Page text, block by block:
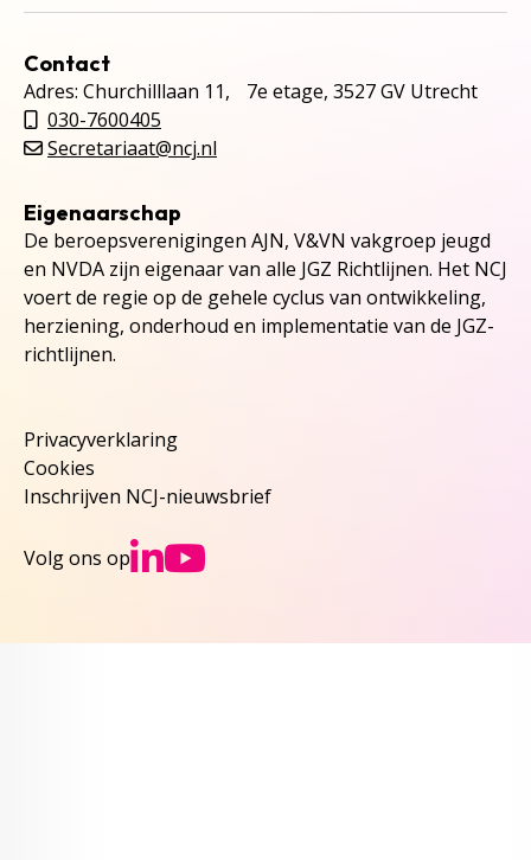
Contact
Adres: Churchilllaan 11, 7e etage, 3527 GV Utrecht
030-7600405
Secretariaat@ncj.nl
Eigenaarschap
De beroepsverenigingen AJN, V&VN vakgroep jeugd
en NVDA zijn eigenaar van alle JGZ Richtlijnen. Het NCJ
voert de regie op de gehele cyclus van ontwikkeling,
herziening, onderhoud en implementatie van de JGZ-
richtlijnen.
Privacyverklaring
Cookies
Inschrijven NCJ-nieuwsbrief
Volg ons op Ga naar NCJs